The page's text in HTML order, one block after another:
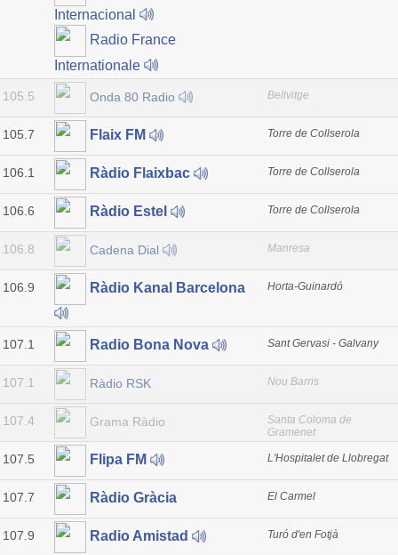
Internacional
Radio France
Internationale
105.5 Onda 80 Radio Bellvitge
105.7 Flaix FM Torre de Collserola
106.1 Ràdio Flaixbac Torre de Collserola
106.6 Ràdio Estel Torre de Collserola
106.8 Cadena Dial Manresa
106.9 Ràdio Kanal Barcelona Horta-Guinardó
107.1 Radio Bona Nova Sant Gervasi - Galvany
107.1 Ràdio RSK Nou Barris
107.4 Grama Ràdio
Santa Coloma de
Gramenet
107.5 Flipa FM L'Hospitalet de Llobregat
107.7 Ràdio Gràcia El Carmel
107.9 Radio Amistad Turó d'en Fotjà